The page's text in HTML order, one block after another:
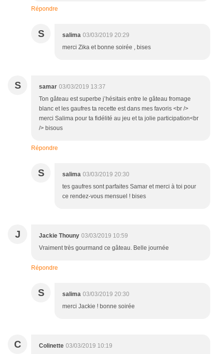
Répondre
S salima 03/03/2019 20:29
merci Zika et bonne soirée , bises
S samar 03/03/2019 13:37
Ton gâteau est superbe j’hésitais entre le gâteau fromage
blanc et les gaufres ta recette est dans mes favoris <br />
merci Salima pour ta fidélité au jeu et ta jolie participation<br
/> bisous
Répondre
S salima 03/03/2019 20:30
tes gaufres sont parfaites Samar et merci à toi pour
ce rendez-vous mensuel ! bises
J Jackie Thouny 03/03/2019 10:59
Vraiment très gourmand ce gâteau. Belle journée
Répondre
S salima 03/03/2019 20:30
merci Jackie ! bonne soirée
C Colinette 03/03/2019 10:19